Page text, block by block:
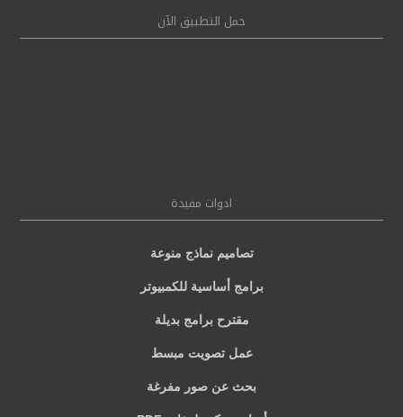
حمل التطبيق الآن
ادوات مفيدة
تصاميم نماذج منوعة
برامج أساسية للكمبيوتر
مقترح برامج بديلة
عمل تصويت مبسط
بحث عن صور مفرغة